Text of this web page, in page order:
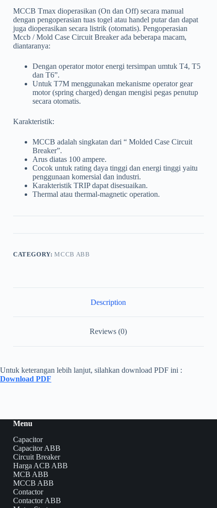
MCCB Tmax dioperasikan (On dan Off) secara manual
dengan pengoperasian tuas togel atau handel putar dan dapat
juga dioperasikan secara listrik (otomatis). Pengoperasian
Mccb / Mold Case Circuit Breaker ada beberapa macam,
diantaranya:
Dengan operator motor energi tersimpan umtuk T4, T5
dan T6”.
Untuk T7M menggunakan mekanisme operator gear
motor (spring charged) dengan mengisi pegas penutup
secara otomatis.
Karakteristik:
MCCB adalah singkatan dari “ Molded Case Circuit
Breaker”.
Arus diatas 100 ampere.
Cocok untuk rating daya tinggi dan energi tinggi yaitu
penggunaan komersial dan industri.
Karakteristik TRIP dapat disesuaikan.
Thermal atau thermal-magnetic operation.
CATEGORY:MCCB ABB
Description
Reviews (0)
Untuk keterangan lebih lanjut, silahkan download PDF ini :
Download PDF
Menu
Capacitor
Capacitor ABB
Circuit Breaker
Harga ACB ABB
MCB ABB
MCCB ABB
Contactor
Contactor ABB